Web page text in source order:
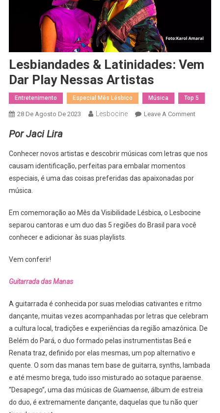
Lesbiandades & Latinidades: Vem
Dar Play Nessas Artistas
Entretenimento Especial Mês Lésbico Música Top 5
28 De Agosto De 2023 Lesbocine Leave A CommentOn
Por Jaci Lira
Conhecer novos artistas e descobrir músicas com letras que nos
causam identificação, perfeitas para embalar momentos
especiais, é uma das coisas preferidas das apaixonadas por
música.
Em comemoração ao Mês da Visibilidade Lésbica, o Lesbocine
separou cantoras e um duo das 5 regiões do Brasil para você
conhecer e adicionar às suas playlists.
Vem conferir!
Guitarrada das Manas
A guitarrada é conhecida por suas melodias cativantes e ritmo
dançante, muitas vezes acompanhadas por letras que celebram
a cultura local, tradições e experiências da região amazônica. De
Belém do Pará, o duo formado pelas instrumentistas Beá e
Renata traz, definido por elas mesmas, um pop alternativo e
quente. O som das manas tem base de guitarra, synths, lambada
e até mesmo brega, tudo isso misturado ao sotaque paraense.
“Desapego”, uma das músicas de Guamaense, álbum de estreia
do duo, é extremamente dançante, daquelas que tu não quer